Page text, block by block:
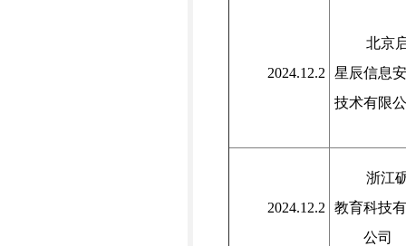
2024.12.2
北京
星辰信息
技术有限
2024.12.2
浙江
教育科技
公司